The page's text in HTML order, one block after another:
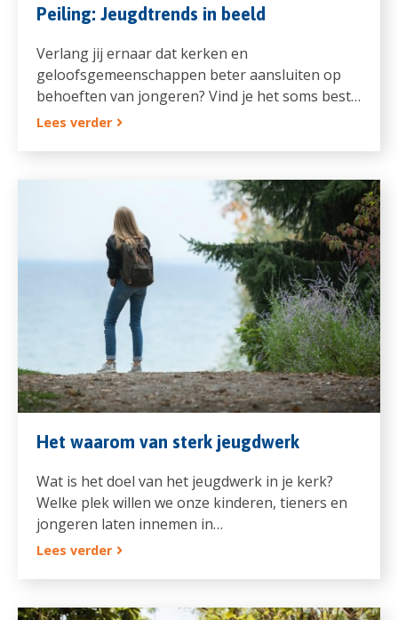
Peiling: Jeugdtrends in beeld
Verlang jij ernaar dat kerken en
geloofsgemeenschappen beter aansluiten op
behoeften van jongeren? Vind je het soms best…
Lees verder
Het waarom van sterk jeugdwerk
Wat is het doel van het jeugdwerk in je kerk?
Welke plek willen we onze kinderen, tieners en
jongeren laten innemen in…
Lees verder